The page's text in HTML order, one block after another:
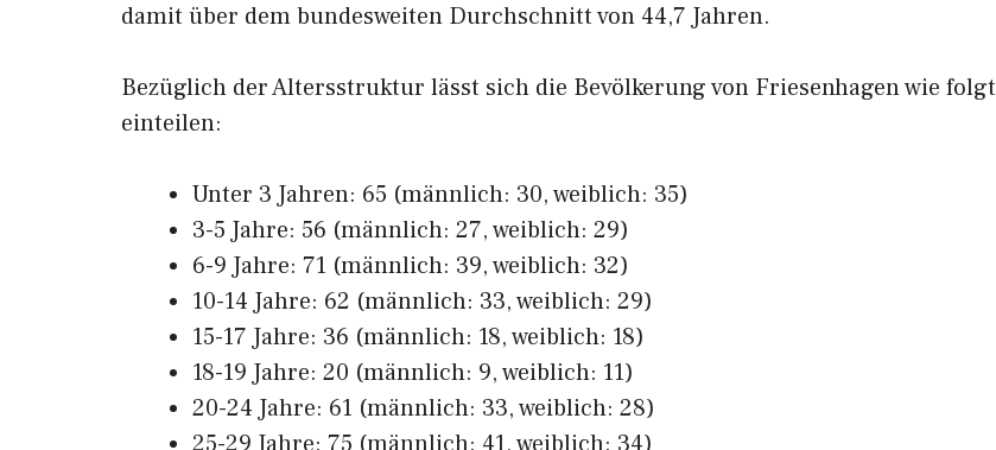
damit über dem bundesweiten Durchschnitt von 44,7 Jahren.
Bezüglich der Altersstruktur lässt sich die Bevölkerung von Friesenhagen wie folgt
einteilen:
Unter 3 Jahren: 65 (männlich: 30, weiblich: 35)
3-5 Jahre: 56 (männlich: 27, weiblich: 29)
6-9 Jahre: 71 (männlich: 39, weiblich: 32)
10-14 Jahre: 62 (männlich: 33, weiblich: 29)
15-17 Jahre: 36 (männlich: 18, weiblich: 18)
18-19 Jahre: 20 (männlich: 9, weiblich: 11)
20-24 Jahre: 61 (männlich: 33, weiblich: 28)